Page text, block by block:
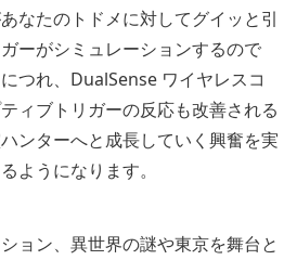
なたのトドメに対してグイッと引
ーがシミュレーションするので
つれ、DualSense ワイヤレスコ
ィブトリガーの反応も改善される
ンターへと成長していく興奮を実
ようになります。
ョン、異世界の謎や東京を舞台と